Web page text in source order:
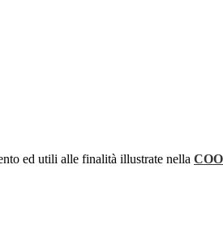
ed utili alle finalità illustrate nella